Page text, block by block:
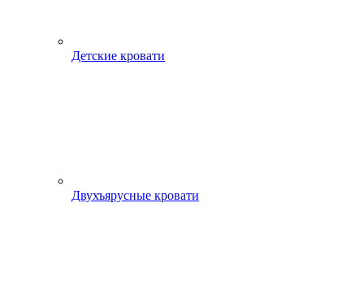
Детские кровати
Двухъярусные кровати